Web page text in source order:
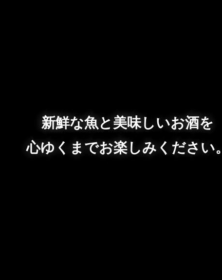
新鮮な魚と美味しいお酒を
心ゆくまでお楽しみください。